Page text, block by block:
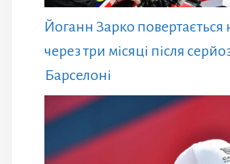
Йоганн Зарко повертається
через три місяці після
Барселоні